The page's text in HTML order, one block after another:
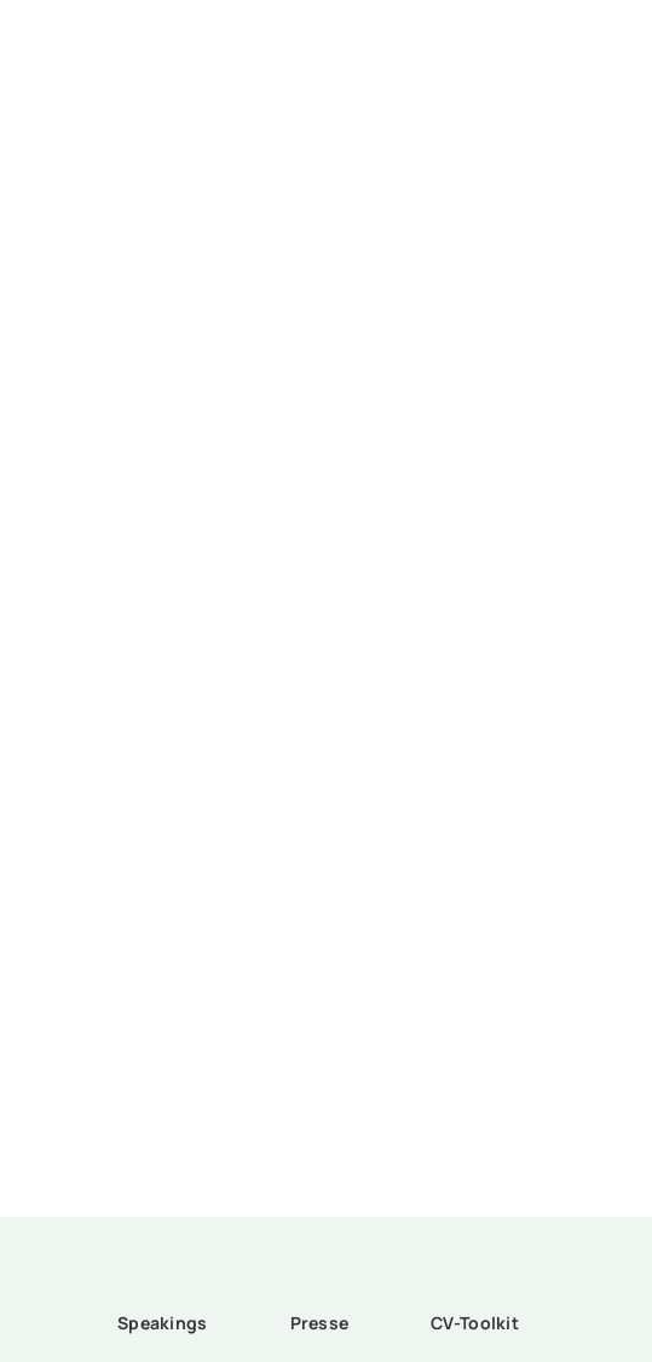
Speakings Presse CV-Toolkit